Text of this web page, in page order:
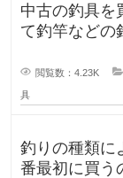
中古の釣具を
て釣竿などの
閲覧数：4.23K
具
釣りの種類に
番最初に買う